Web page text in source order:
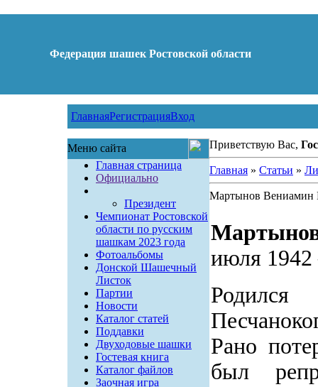
Федерация шашек Ростовской области
ГлавнаяРегистрацияВход
Меню сайта
Главная страница
Официально
Президент
Чемпионат Ростовской
области по русским
шашкам 2023 года
Фотоальбомы
Донской Шашечный
Листок
Партии
Новости
Каталог статей
Поддавки
Двуходовые шашки
Гостевая книга
Каталог файлов
Заочная игра
Приветствую Вас,
Главная» Статьи »
Мартынов Вениамин
июля 1942
Рано
был